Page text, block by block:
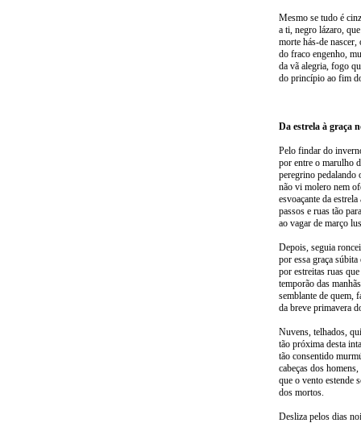
Mesmo se tudo é
a ti, negro lázaro,
morte hás-de
do fraco engenho,
da vã alegria, fogo
do princípio ao fim
Da estrela à graça
Pelo findar do
por entre o marulho
peregrino pedalando
não vi molero nem
esvoaçante da
passos e ruas tão
ao vagar de março
Depois, seguia
por essa graça súbita
por estreitas ruas
temporão das
semblante de quem,
da breve primavera
Nuvens, telhados,
tão próxima desta
tão consentido
cabeças dos
que o vento estende
dos mortos.
Desliza pelos dias